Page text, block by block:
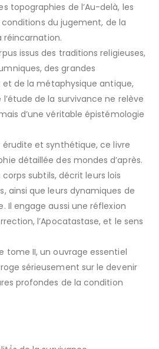
topographies de l’Au-delà, les
conditions du jugement, de la
réincarnation.
issus des traditions religieuses,
des grandes
et de la métaphysique antique,
de la survivance ne relève
d’une véritable épistémologie
et synthétique, ce livre
détaillée des mondes d’après.
subtils, décrit leurs lois
ainsi que leurs dynamiques de
Il engage aussi une réflexion
l’Apocatastase, et le sens
tome II, un ouvrage essentiel
sérieusement sur le devenir
profondes de la condition